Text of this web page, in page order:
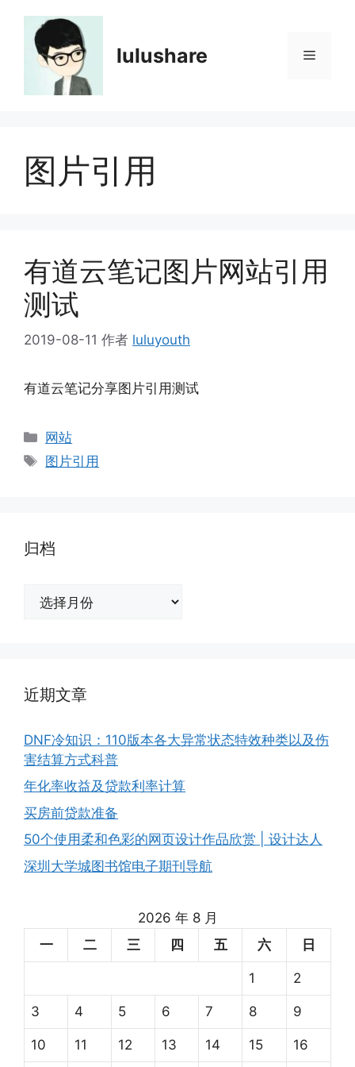
lulushare 菜
图片引用
有道云笔记图片网站引用
测试
2019-08-11 作者 luluyouth
有道云笔记分享图片引用测试
分
类
网站
标
图片引用
归档
近期文章
DNF冷知识：110版本各大异常状态特效种类以及伤
害结算方式科普
年化率收益及贷款利率计算
买房前贷款准备
50个使用柔和色彩的网页设计作品欣赏 | 设计达人
深圳大学城图书馆电子期刊导航
2026 年 8 月
一
二 三 四 五 六 日
1 2
3 4 5 6 7 8 9
10 11 12 13 14 15 16